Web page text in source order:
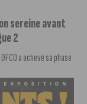
sereine avant
2
a achevé sa phase